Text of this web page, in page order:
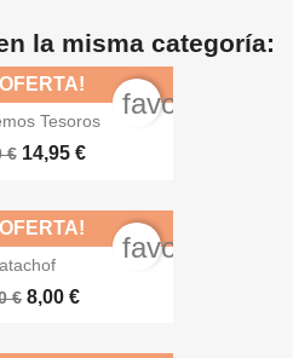
la misma categoría:
Tesoros
€ 14,95 €
€ 8,00 €